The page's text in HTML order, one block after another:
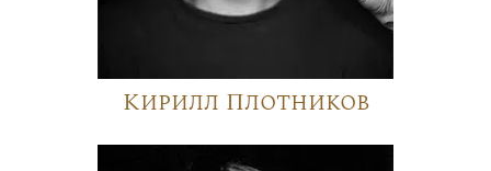
Кирилл Плотников